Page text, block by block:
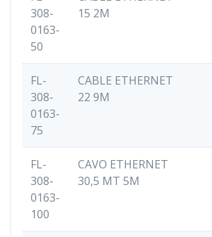
308-
0163-
50
15 2M
FL-
308-
0163-
75
CABLE ETHERNET
22 9M
FL-
308-
0163-
100
CAVO ETHERNET
30,5 MT 5M